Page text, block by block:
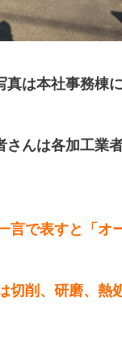
は本社事務棟
さんは各加工
で表すと「オ
切削、研磨、